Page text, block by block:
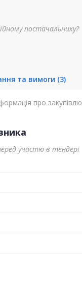
постачальнику?
та вимоги (3)
про закупівлю
участю в тендері